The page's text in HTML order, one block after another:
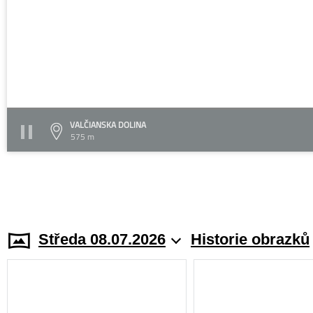
VALČIANSKA DOLINA
575 m
Středa 08.07.2026 Historie obrazků